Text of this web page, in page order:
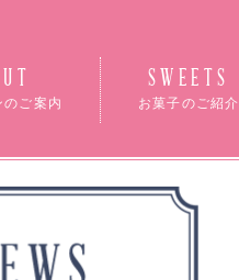
のご案内
SWEETS
お菓子のご紹介